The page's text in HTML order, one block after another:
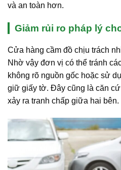
và an toàn hơn.
Giảm rủi ro pháp lý
Cửa hàng cầm đồ chịu trách
Nhờ vậy đơn vị có thể tránh
không rõ nguồn gốc hoặc sử
giữ giấy tờ. Đây cũng là căn
xảy ra tranh chấp giữa hai bên.